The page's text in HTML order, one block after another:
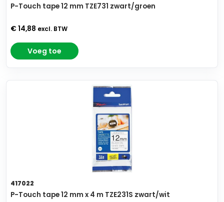
P-Touch tape 12 mm TZE731 zwart/groen
€ 14,88 excl. BTW
Voeg toe
417022
P-Touch tape 12 mm x 4 m TZE231S zwart/wit